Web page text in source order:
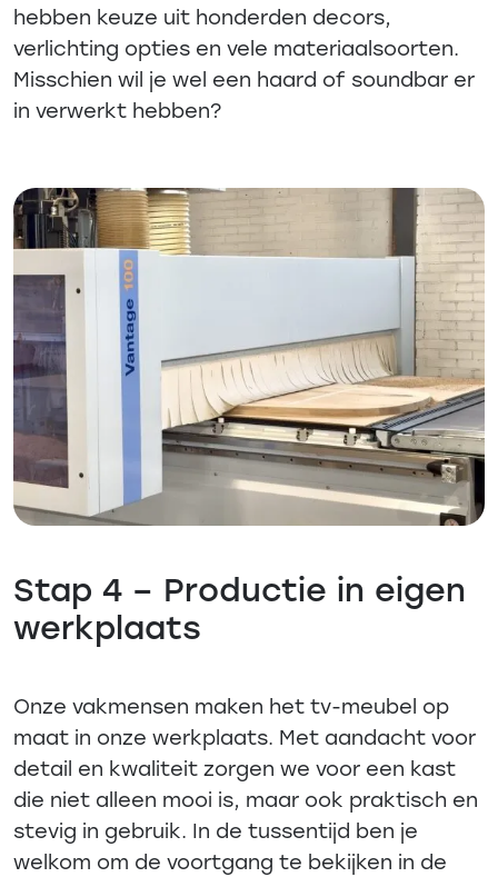
hebben keuze uit honderden decors,
verlichting opties en vele materiaalsoorten.
Misschien wil je wel een haard of soundbar er
in verwerkt hebben?
Stap 4 – Productie in eigen
werkplaats
Onze vakmensen maken het tv-meubel op
maat in onze werkplaats. Met aandacht voor
detail en kwaliteit zorgen we voor een kast
die niet alleen mooi is, maar ook praktisch en
stevig in gebruik. In de tussentijd ben je
welkom om de voortgang te bekijken in de